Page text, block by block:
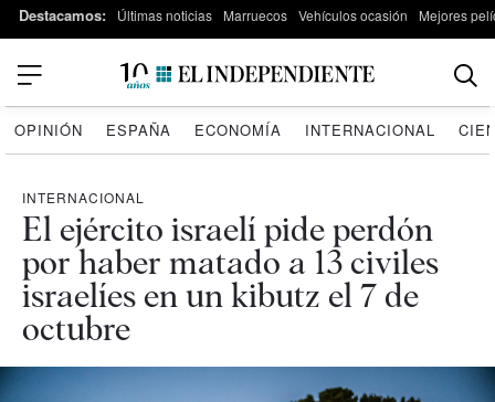
Destacamos: Últimas noticias Marruecos Vehículos ocasión Mejores
OPINIÓN ESPAÑA ECONOMÍA INTERNACIONAL
INTERNACIONAL
El ejército israelí pide perdón
por haber matado a 13 civiles
israelíes en un kibutz el 7 de
octubre